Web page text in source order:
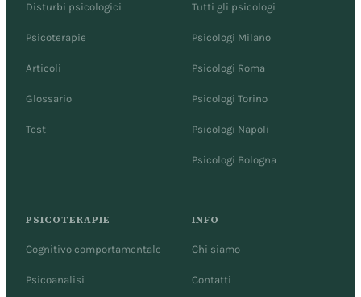
Disturbi psicologici
Psicoterapie
Articoli
Glossario
Test
Tutti gli psicologi
Psicologi Milano
Psicologi Roma
Psicologi Torino
Psicologi Napoli
Psicologi Bologna
PSICOTERAPIE
Cognitivo comportamentale
Psicoanalisi
INFO
Chi siamo
Contatti